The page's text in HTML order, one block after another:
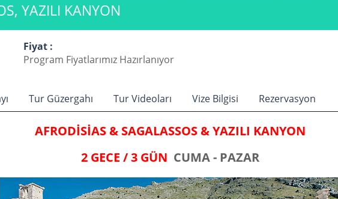
YAZILI KANYON
Fiyat :
Program Fiyatlarımız Hazırlanıyor
Tur Güzergahı Tur Videoları Vize Bilgisi Rezervasyon
AFRODİSİAS& SAGALASSOS & YAZILI KANYON
2 GECE / 3 GÜN CUMA - PAZAR